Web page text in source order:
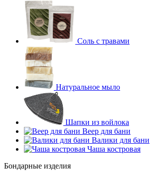
Соль с травами
Натуральное мыло
Шапки из войлока
Веер для бани
Валики для бани
Чаша костровая
Бондарные изделия